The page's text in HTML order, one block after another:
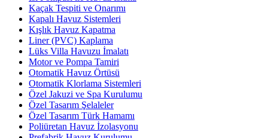
Kaçak Tespiti ve Onarımı
Kapalı Havuz Sistemleri
Kışlık Havuz Kapatma
Liner (PVC) Kaplama
Lüks Villa Havuzu İmalatı
Motor ve Pompa Tamiri
Otomatik Havuz Örtüsü
Otomatik Klorlama Sistemleri
Özel Jakuzi ve Spa Kurulumu
Özel Tasarım Şelaleler
Özel Tasarım Türk Hamamı
Poliüretan Havuz İzolasyonu